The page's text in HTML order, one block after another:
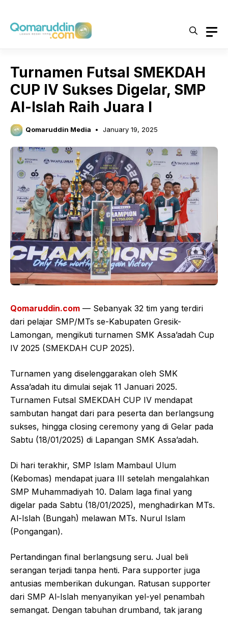
content
Turnamen Futsal SMEKDAH
CUP IV Sukses Digelar, SMP
Al-Islah Raih Juara I
Qomaruddin Media January 19, 2025
Qomaruddin.com — Sebanyak 32 tim yang terdiri
dari pelajar SMP/MTs se-Kabupaten Gresik-
Lamongan, mengikuti turnamen SMK Assa’adah Cup
IV 2025 (SMEKDAH CUP 2025).
Turnamen yang diselenggarakan oleh SMK
Assa’adah itu dimulai sejak 11 Januari 2025.
Turnamen Futsal SMEKDAH CUP IV mendapat
sambutan hangat dari para peserta dan berlangsung
sukses, hingga closing ceremony yang di Gelar pada
Sabtu (18/01/2025) di Lapangan SMK Assa’adah.
Di hari terakhir, SMP Islam Mambaul Ulum
(Kebomas) mendapat juara III setelah mengalahkan
SMP Muhammadiyah 10. Dalam laga final yang
digelar pada Sabtu (18/01/2025), menghadirkan MTs.
Al-Islah (Bungah) melawan MTs. Nurul Islam
(Pongangan).
Pertandingan final berlangsung seru. Jual beli
serangan terjadi tanpa henti. Para supporter juga
antusias memberikan dukungan. Ratusan supporter
dari SMP Al-Islah menyanyikan yel-yel penambah
semangat. Dengan tabuhan drumband, tak jarang